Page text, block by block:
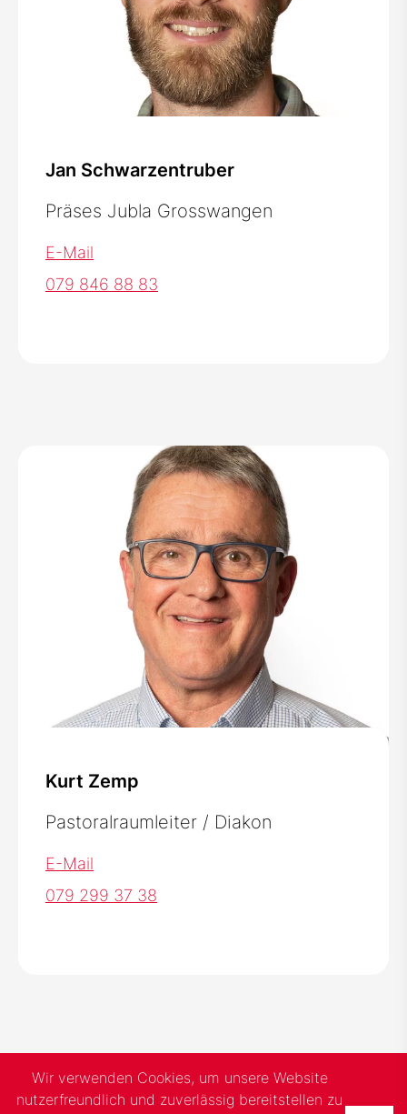
Jan Schwarzentruber
Präses Jubla Grosswangen
E-Mail
079 846 88 83
Kurt Zemp
Pastoralraumleiter / Diakon
E-Mail
079 299 37 38
Wir verwenden Cookies, um unsere Website
nutzerfreundlich und zuverlässig bereitstellen zu